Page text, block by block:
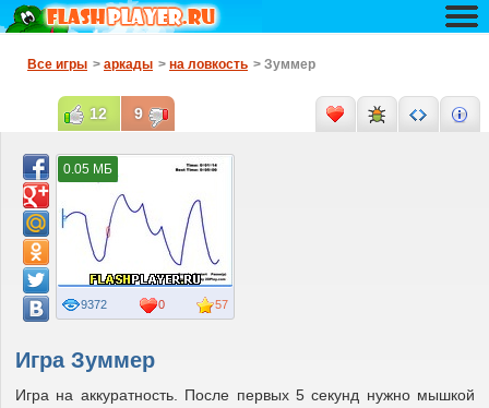
Все игры > аркады > на ловкость > Зуммер
Игра Зуммер
Игра на аккуратность. После первых 5 секунд нужно мышкой
57
9372 0
0.05 МБ
12 9